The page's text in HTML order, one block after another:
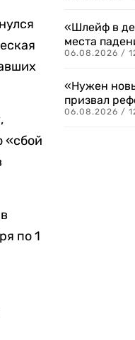
«сбой
по 1
«Шлейф в
места
06.08.2026 /
«Нужен
призвал
06.08.2026 /